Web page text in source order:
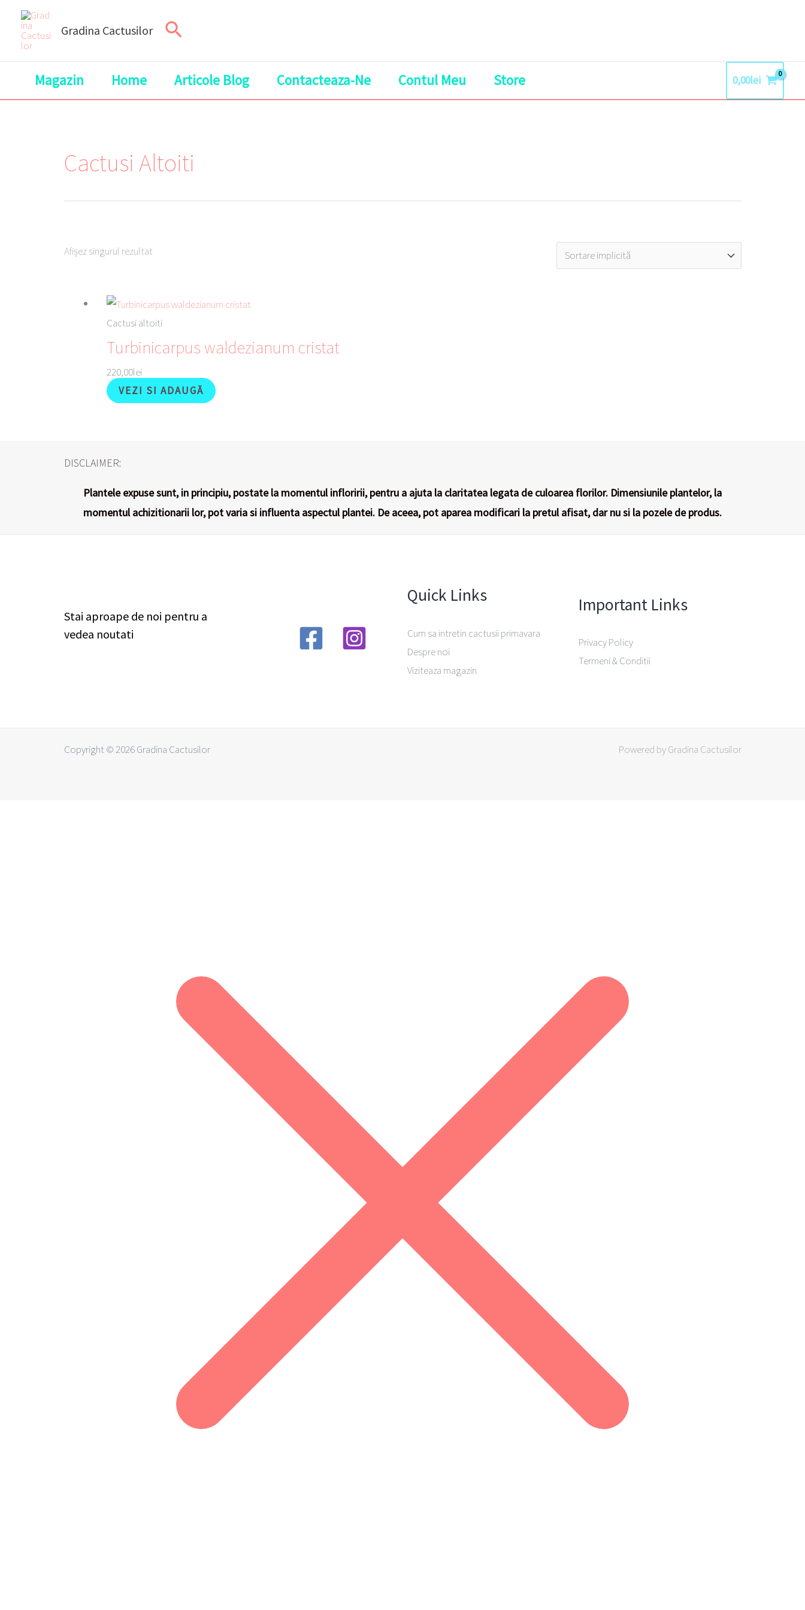
content
Gradina Cactusilor Search
Magazin Home Articole Blog Contacteaza-Ne Contul Meu Store 0,00lei
Cactusi Altoiti
Afișez singurul rezultat
Cactusi altoiti
Turbinicarpus waldezianum cristat
220,00lei
VEZI SI ADAUGĂ
DISCLAIMER:
Plantele expuse sunt, in principiu, postate la momentul infloririi, pentru a ajuta la claritatea legata de culoarea florilor. Dimensiunile plantelor, la
momentul achizitionarii lor, pot varia si influenta aspectul plantei. De aceea, pot aparea modificari la pretul afisat, dar nu si la pozele de produs.
Stai aproape de noi pentru a
vedea noutati
Quick Links
Cum sa intretin cactusii primavara
Despre noi
Viziteaza magazin
Important Links
Privacy Policy
Termeni & Conditii
Copyright © 2026 Gradina Cactusilor Powered by Gradina Cactusilor